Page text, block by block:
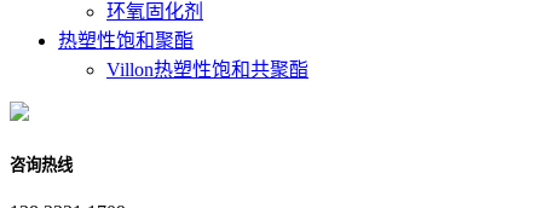
环氧固化剂
热塑性饱和聚酯
Villon热塑性饱和共聚酯
咨询热线